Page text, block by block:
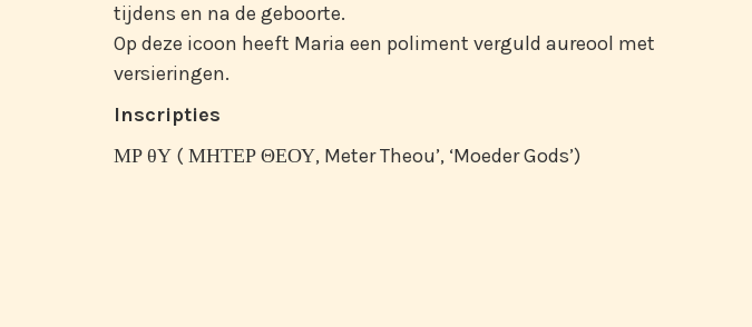
tijdens en na de geboorte.
Op deze icoon heeft Maria een poliment verguld aureool met
versieringen.
Inscripties
ΜΡ θΥ ( ΜΗΤΕΡ ΘΕΟΥ, Meter Theou’, ‘Moeder Gods’)